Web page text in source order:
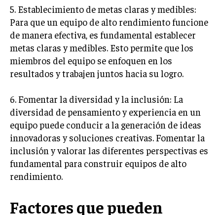
MARKETING DE INFLUENCERS
E-COMMERCE
E-COMMERCE Y COMERCIO ELECTRÓNICO
ESTRATEGIAS DE PRICING Y GESTIÓN DE
PRECIOS
EMPRESAS Y STARTUPS TECNOLÓGICAS
GESTIÓN DE LA EXPERIENCIA DEL CLIENTE
MÁS
PROYECTOS
GESTIÓN DE PROYECTOS
GESTIÓN DE OPERACIONES Y CADENA DE
LOGÍSTICA EMPRESARIAL
5. Establecimiento de metas claras y medibles:
Para que un equipo de alto rendimiento funcione
de manera efectiva, es fundamental establecer
metas claras y medibles. Esto permite que los
miembros del equipo se enfoquen en los
resultados y trabajen juntos hacia su logro.
6. Fomentar la diversidad y la inclusión: La
diversidad de pensamiento y experiencia en un
equipo puede conducir a la generación de ideas
innovadoras y soluciones creativas. Fomentar la
inclusión y valorar las diferentes perspectivas es
fundamental para construir equipos de alto
rendimiento.
Factores que pueden